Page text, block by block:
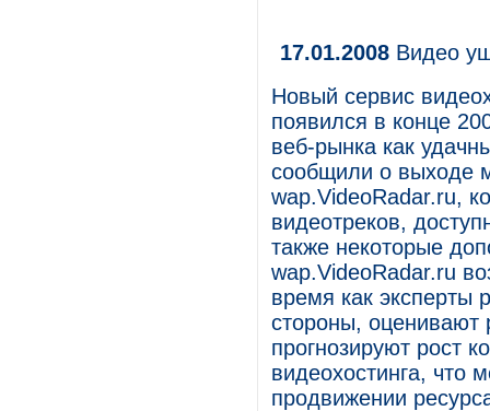
17.01.2008 Видео
Новый сервис
появился в конце
веб-рынка как
сообщили о выходе
wap.VideoRadar.ru,
видеотреков,
также некоторые
wap.VideoRadar.ru
время как эксперты
стороны, оценивают
прогнозируют рост
видеохостинга, что
продвижении